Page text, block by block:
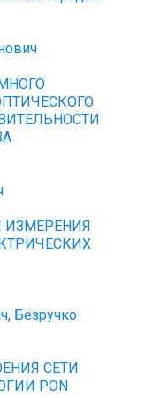
ИЗМЕРЕНИЯ
Безручко
СЕТИ
PON